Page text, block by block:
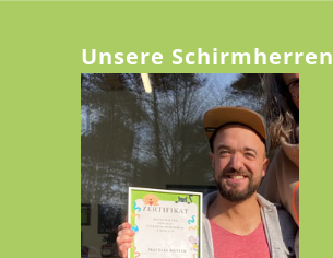
Unsere Schirmherren